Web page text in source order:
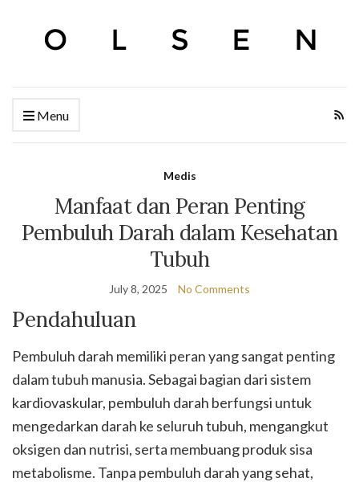
Menu
Medis
Manfaat dan Peran Penting
Pembuluh Darah dalam Kesehatan
Tubuh
July 8, 2025 No Comments
Pendahuluan
Pembuluh darah memiliki peran yang sangat penting
dalam tubuh manusia. Sebagai bagian dari sistem
kardiovaskular, pembuluh darah berfungsi untuk
mengedarkan darah ke seluruh tubuh, mengangkut
oksigen dan nutrisi, serta membuang produk sisa
metabolisme. Tanpa pembuluh darah yang sehat,